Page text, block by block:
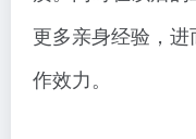
更多亲身经验，
作效力。